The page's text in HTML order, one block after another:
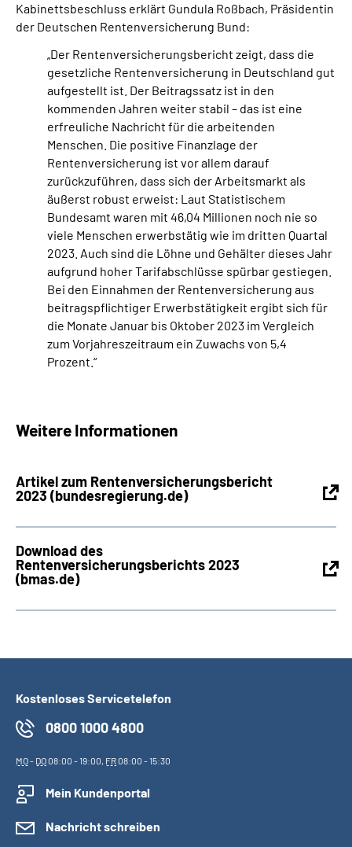
Mein Kundenportal
Kabinettsbeschluss erklärt Gundula Roßbach, Präsidentin
der Deutschen Rentenversicherung Bund:
„Der Rentenversicherungsbericht zeigt, dass die
gesetzliche Rentenversicherung in Deutschland gut
aufgestellt ist. Der Beitragssatz ist in den
kommenden Jahren weiter stabil – das ist eine
erfreuliche Nachricht für die arbeitenden
Menschen. Die positive Finanzlage der
Rentenversicherung ist vor allem darauf
zurückzuführen, dass sich der Arbeitsmarkt als
äußerst robust erweist: Laut Statistischem
Bundesamt waren mit 46,04 Millionen noch nie so
viele Menschen erwerbstätig wie im dritten Quartal
2023. Auch sind die Löhne und Gehälter dieses Jahr
aufgrund hoher Tarifabschlüsse spürbar gestiegen.
Bei den Einnahmen der Rentenversicherung aus
beitragspflichtiger Erwerbstätigkeit ergibt sich für
die Monate Januar bis Oktober 2023 im Vergleich
zum Vorjahreszeitraum ein Zuwachs von 5,4
Prozent.“
Weitere Informationen
Artikel zum Rentenversicherungsbericht
2023 (bundesregierung.de)
Download des
Rentenversicherungsberichts 2023
(bmas.de)
Kostenloses Servicetelefon
0800 1000 4800
MO- DO08:00 - 19:00, FR08:00 - 15:30
Mein Kundenportal
Nachricht schreiben